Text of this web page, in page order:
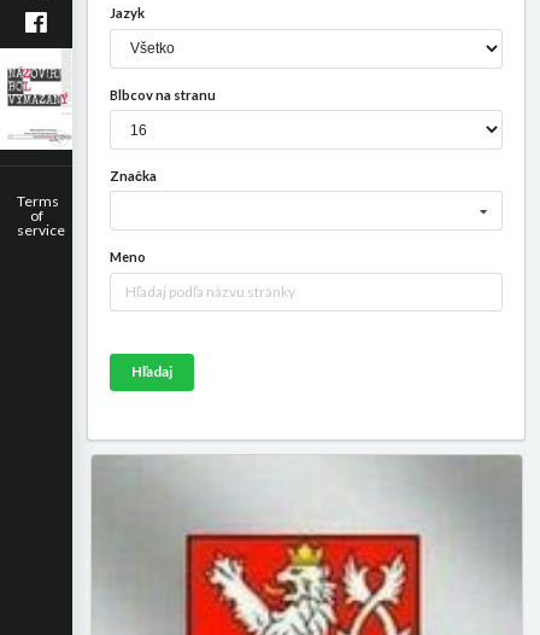
Terms
of
service
Jazyk
Blbcov na stranu
Značka
Meno
Hľadaj